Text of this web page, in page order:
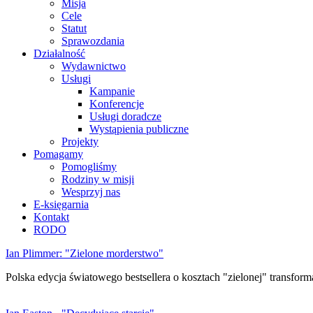
Misja
Cele
Statut
Sprawozdania
Działalność
Wydawnictwo
Usługi
Kampanie
Konferencje
Usługi doradcze
Wystąpienia publiczne
Projekty
Pomagamy
Pomogliśmy
Rodziny w misji
Wesprzyj nas
E-księgarnia
Kontakt
RODO
Ian Plimmer: "Zielone morderstwo"
Polska edycja światowego bestsellera o kosztach "zielonej"